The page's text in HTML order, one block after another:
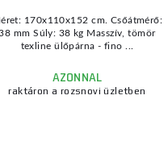
170x110x152 cm. Csőátmérő:
mm Súly: 38 kg Masszív, tömör
texline ülőpárna - fino ...
AZONNAL
raktáron a rozsnovi üzletben